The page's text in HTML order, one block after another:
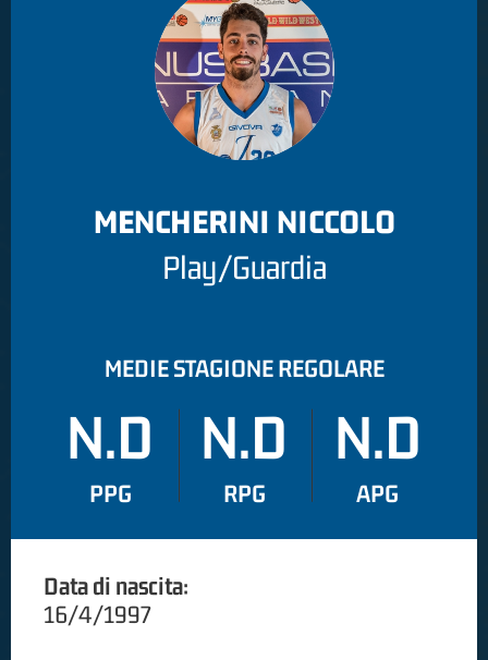
MENCHERINI NICCOLO
Play/Guardia
MEDIE STAGIONE REGOLARE
N.D
PPG
N.D
RPG
N.D
APG
Data di nascita:
16/4/1997